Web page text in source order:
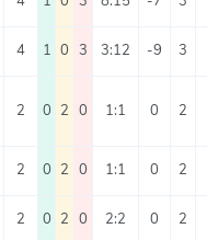
4 1 0 3 3:12 -9 3
2 0 2 0 1:1 0 2
2 0 2 0 1:1 0 2
2 0 2 0 2:2 0 2